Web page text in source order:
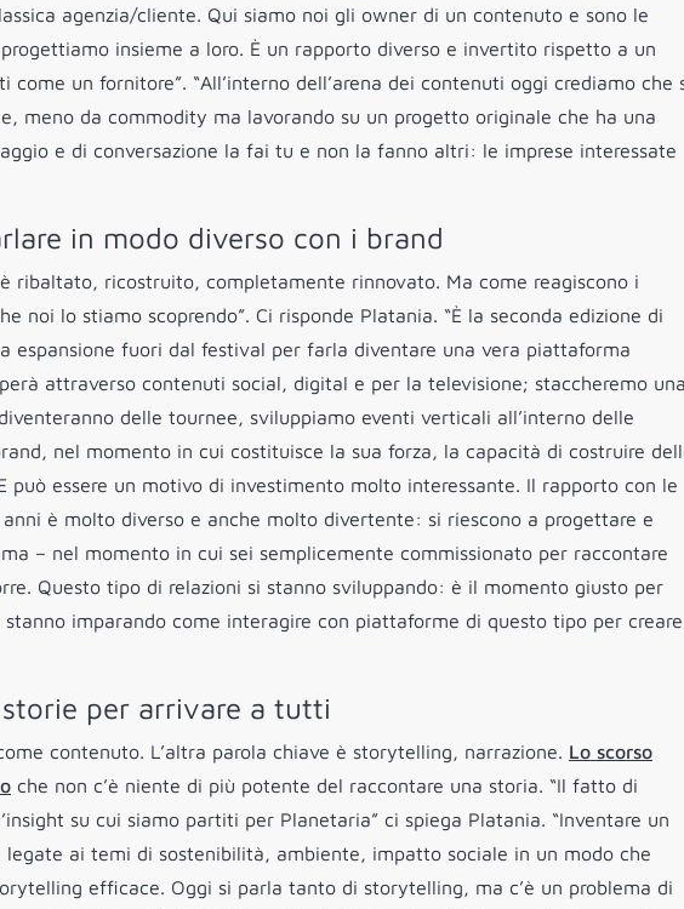
agenzia/cliente. Qui siamo noi gli owner di un contenuto e sono le
insieme a loro. È un rapporto diverso e invertito rispetto a un
come un fornitore”. “All’interno dell’arena dei contenuti oggi crediamo che
meno da commodity ma lavorando su un progetto originale che ha una
e di conversazione la fai tu e non la fanno altri: le imprese interessate
in modo diverso con i brand
ribaltato, ricostruito, completamente rinnovato. Ma come reagiscono i
noi lo stiamo scoprendo”. Ci risponde Platania. “È la seconda edizione di
espansione fuori dal festival per farla diventare una vera piattaforma
attraverso contenuti social, digital e per la televisione; staccheremo una
delle tournee, sviluppiamo eventi verticali all’interno delle
nel momento in cui costituisce la sua forza, la capacità di costruire
può essere un motivo di investimento molto interessante. Il rapporto con le
è molto diverso e anche molto divertente: si riescono a progettare e
– nel momento in cui sei semplicemente commissionato per raccontare
Questo tipo di relazioni si stanno sviluppando: è il momento giusto per
imparando come interagire con piattaforme di questo tipo per creare
per arrivare a tutti
contenuto. L’altra parola chiave è storytelling, narrazione. Lo scorso
che non c’è niente di più potente del raccontare una storia. “Il fatto di
su cui siamo partiti per Planetaria” ci spiega Platania. “Inventare un
ai temi di sostenibilità, ambiente, impatto sociale in un modo che
efficace. Oggi si parla tanto di storytelling, ma c’è un problema di